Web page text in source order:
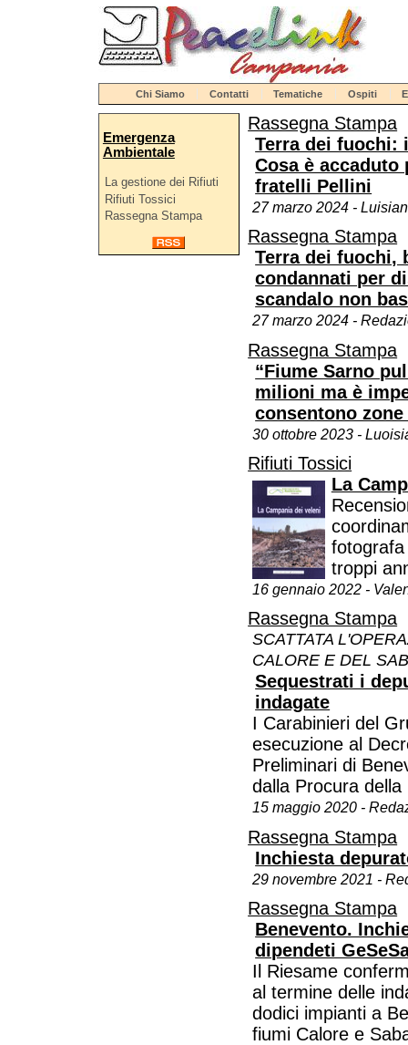
Chi Siamo Contatti Tematiche Ospiti
Emergenza
Ambientale
La gestione dei Rifiuti
Rifiuti Tossici
Rassegna Stampa
Rassegna Stampa
Terra dei fuochi:
Cosa è
fratelli Pellini
27 marzo 2024 -
Rassegna Stampa
Terra dei fuochi,
condannati per
scandalo non
27 marzo 2024 -
Rassegna Stampa
“Fiume Sarno
milioni ma è
consentono zone
30 ottobre 2023 -
Rifiuti Tossici
La
troppi
16 gennaio 2022 -
Rassegna Stampa
SCATTATA
CALORE E DEL
Sequestrati i
indagate
I Carabinieri del
esecuzione al
Preliminari di
dalla Procura
15 maggio 2020 -
Rassegna Stampa
Inchiesta
29 novembre 2021 -
Rassegna Stampa
Benevento.
dipendeti
Il Riesame
al termine delle
dodici impianti a
fiumi Calore e